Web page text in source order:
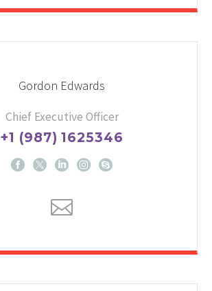
Gordon Edwards
Chief Executive Officer
+1 (987) 1625346